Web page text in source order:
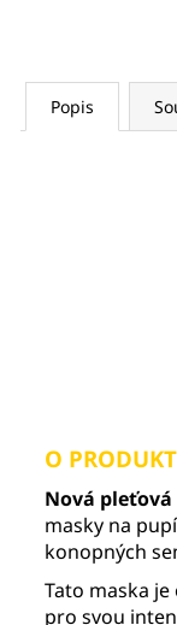
Popis
O
Nová pleťová
masky na
konopných
Tato maska
pro svou